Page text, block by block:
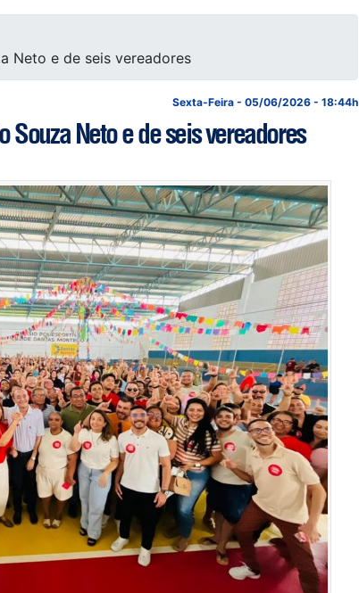
Neto e de seis vereadores
Sexta-Feira - 05/06/2026 - 18:44h
Neto e de seis vereadores